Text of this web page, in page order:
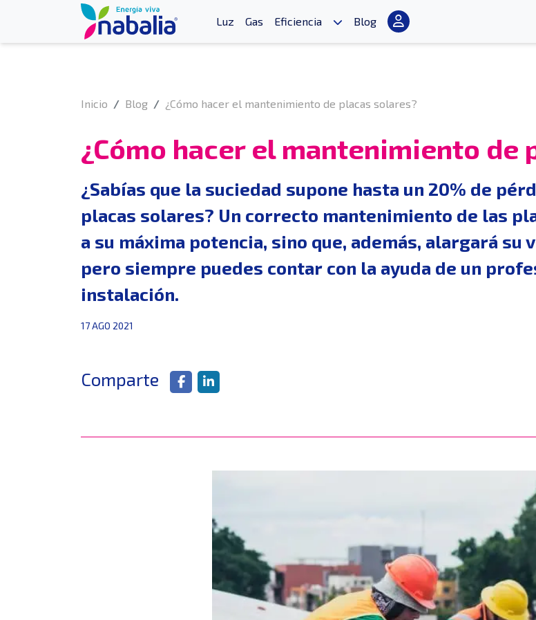
Luz Gas Eficiencia Blog
Inicio Blog ¿Cómo hacer el mantenimiento de placas solares?
¿Cómo hacer el mantenimiento de
¿Sabías que la suciedad supone hasta un 20% de
placas solares? Un correcto mantenimiento de las
a su máxima potencia, sino que, además, alargará
pero siempre puedes contar con la ayuda de un
instalación.
17 AGO 2021
Comparte